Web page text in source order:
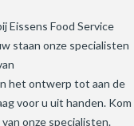
Eissens Food Service
staan onze specialisten
het ontwerp tot aan de
voor u uit handen. Kom
onze specialisten.